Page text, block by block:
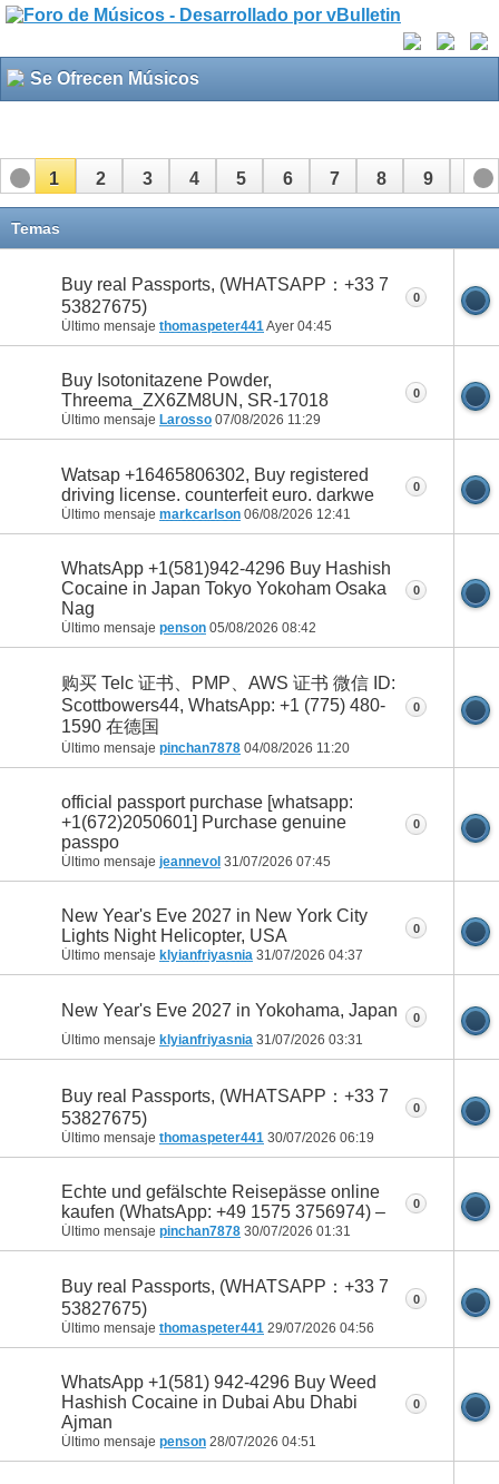
Se Ofrecen Músicos
1 2 3 4 5 6 7 8 9 10
11
Temas
Buy real Passports, (WHATSAPP：+33 7
53827675)
Último mensaje thomaspeter441Ayer 04:45
0
Buy Isotonitazene Powder,
Threema_ZX6ZM8UN, SR-17018
Último mensaje Larosso 07/08/2026 11:29
0
Watsap +16465806302, Buy registered
driving license. counterfeit euro. darkwe
Último mensaje markcarlson 06/08/2026 12:41
0
WhatsApp +1(581)942-4296 Buy Hashish
Cocaine in Japan Tokyo Yokoham Osaka
Nag
Último mensaje penson 05/08/2026 08:42
0
购买 Telc 证书、PMP、AWS 证书 微信 ID:
Scottbowers44, WhatsApp: +1 (775) 480-
1590 在德国
Último mensaje pinchan7878 04/08/2026 11:20
0
official passport purchase [whatsapp:
+1(672)2050601] Purchase genuine
passpo
Último mensaje jeannevol 31/07/2026 07:45
0
New Year's Eve 2027 in New York City
Lights Night Helicopter, USA
Último mensaje klyianfriyasnia 31/07/2026 04:37
0
New Year's Eve 2027 in Yokohama, Japan
Último mensaje klyianfriyasnia 31/07/2026 03:31
0
Buy real Passports, (WHATSAPP：+33 7
53827675)
Último mensaje thomaspeter441 30/07/2026 06:19
0
Echte und gefälschte Reisepässe online
kaufen (WhatsApp: +49 1575 3756974) –
Último mensaje pinchan7878 30/07/2026 01:31
0
Buy real Passports, (WHATSAPP：+33 7
53827675)
Último mensaje thomaspeter441 29/07/2026 04:56
0
WhatsApp +1(581) 942-4296 Buy Weed
Hashish Cocaine in Dubai Abu Dhabi
Ajman
Último mensaje penson 28/07/2026 04:51
0